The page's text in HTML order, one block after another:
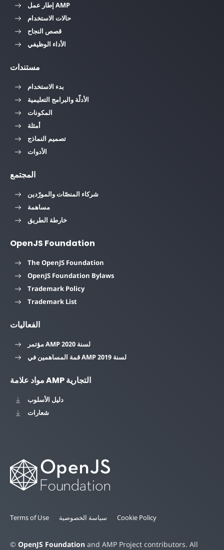
إطار عمل AMP
حالات الاستخدام
قصص النجاح
الأداء الوظيفي
مستندات
بدء الاستخدام
الأدلّة والبرامج التعليمية
المكونات
أمثلة
تصميم النماذج
الأدوات
المجتمع
شركاء المنصّات والمورّدين
مساهمة
خارطة الطريق
OpenJS Foundation
The OpenJS Foundation
OpenJS Foundation Bylaws
Trademark Policy
Trademark List
الفعاليات
مؤتمر AMP لسنة 2020
قمة المساهمين في AMP لسنة 2019
مواد علامة AMP التجارية
دليل الأسلوب
شعارات
Terms of Use سياسة الخصوصية Cookie Policy
© OpenJS Foundation and AMP Project contributors. All